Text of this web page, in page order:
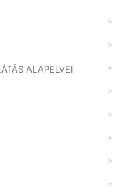
ALAPELVEI